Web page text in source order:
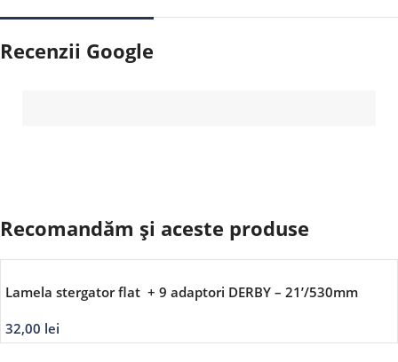
Recenzii Google
Recomandăm și aceste produse
Lamela stergator flat + 9 adaptori DERBY – 21’/530mm
32,00 lei